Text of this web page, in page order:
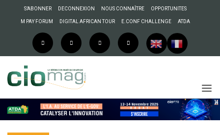
S’ABONNER DECONNEXION NOUS CONNAÎTRE OPPORTUNITES
M PAY FORUM DIGITAL AFRICAN TOUR E.CONF CHALLENGE ATDA